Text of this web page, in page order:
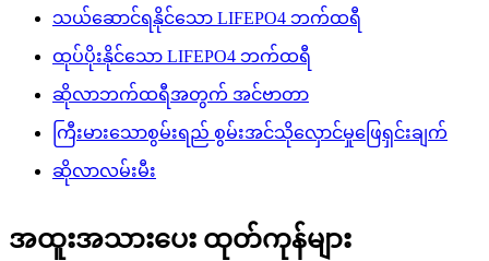
သယ်ဆောင်ရနိုင်သော LIFEPO4 ဘက်ထရီ
ထုပ်ပိုးနိုင်သော LIFEPO4 ဘက်ထရီ
ဆိုလာဘက်ထရီအတွက် အင်ဗာတာ
ကြီးမားသောစွမ်းရည် စွမ်းအင်သိုလှောင်မှုဖြေရှင်းချက်
ဆိုလာလမ်းမီး
အထူးအသားပေး ထုတ်ကုန်များ